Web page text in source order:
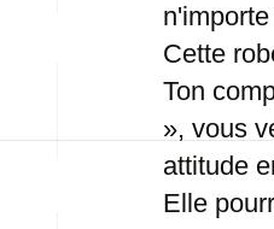
Cette
Ton
», vous
attitude
Elle